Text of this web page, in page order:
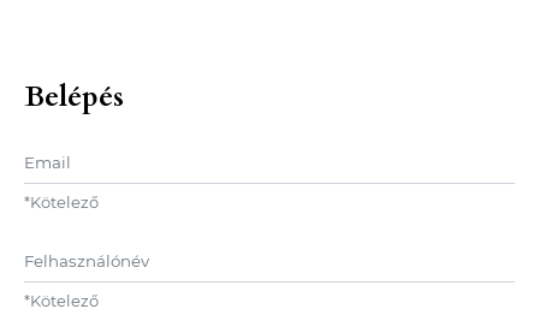
Belépés
Email
*Kötelező
Felhasználónév
*Kötelező